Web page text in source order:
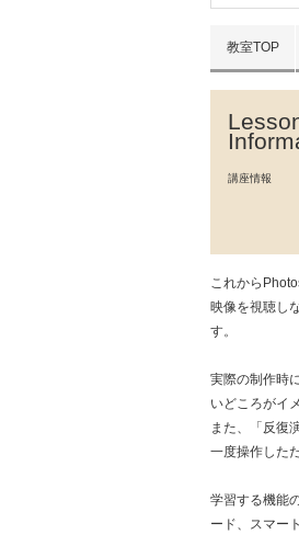
教室TOP
講座情報
これから
映像を視聴し
す。
実際の制作時
いどころがイ
また、「反復
一度操作した
学習する機能
ード、スマー